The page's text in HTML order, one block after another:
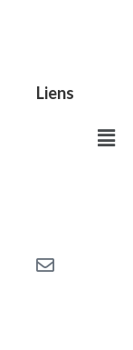
Liens
Menu